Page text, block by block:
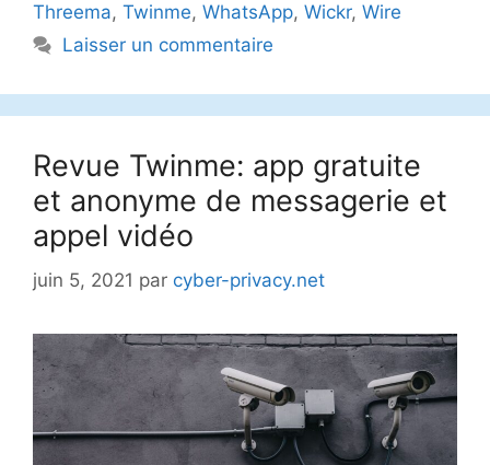
Threema, Twinme, WhatsApp, Wickr, Wire
Laisser un commentaire
Revue Twinme: app gratuite
et anonyme de messagerie et
appel vidéo
juin 5, 2021 par cyber-privacy.net